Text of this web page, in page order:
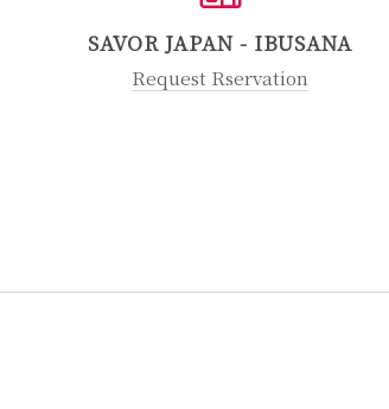
SAVOR JAPAN - IBUSANA
Request Rservation